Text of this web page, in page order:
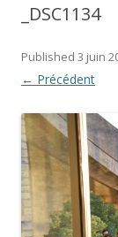
_DSC1134
Published 3 juin
← Précédent